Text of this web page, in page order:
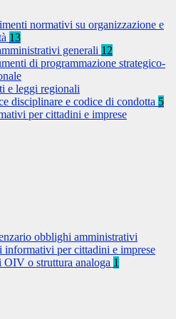
normativi su organizzazione e
13
generali 12
di programmazione strategico-
e leggi regionali
disciplinare e codice di condotta 5
per cittadini e imprese
obblighi amministrativi
informativi per cittadini e imprese
OIV o struttura analoga 1